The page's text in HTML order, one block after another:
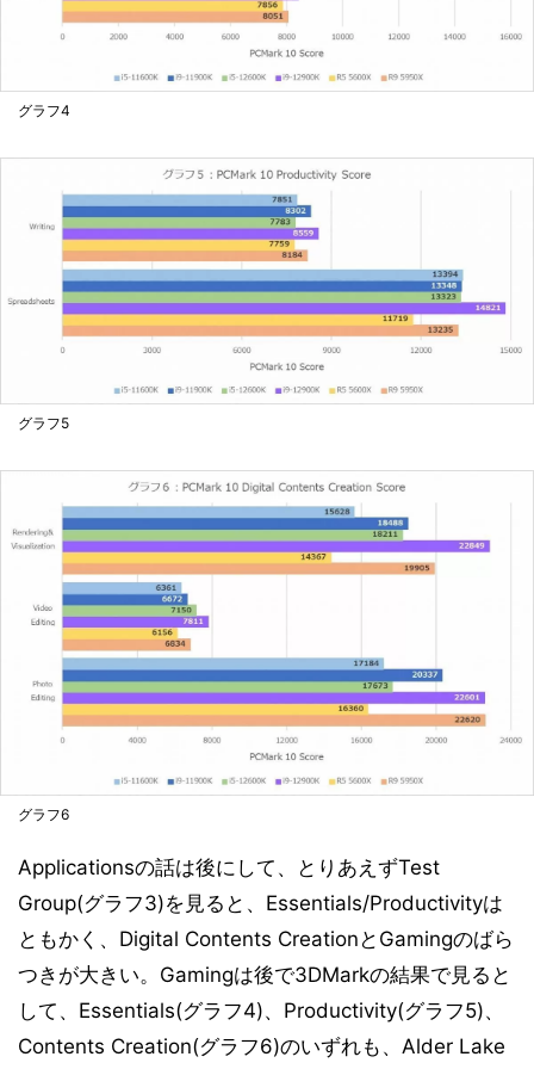
グラフ4
グラフ5
グラフ6
Applicationsの話は後にして、とりあえずTest
Group(グラフ3)を見ると、Essentials/Productivityは
ともかく、Digital Contents CreationとGamingのばら
つきが大きい。Gamingは後で3DMarkの結果で見ると
して、Essentials(グラフ4)、Productivity(グラフ5)、
Contents Creation(グラフ6)のいずれも、Alder Lake